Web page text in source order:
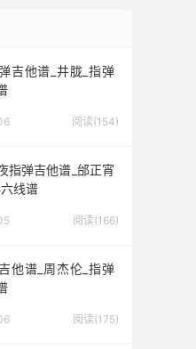
吉他谱_井胧_指弹
阅读(154)
指弹吉他谱_邰正宵
六线谱
阅读(166)
他谱_周杰伦_指弹
阅读(175)